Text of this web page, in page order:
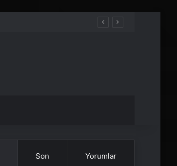
Son Yorumlar